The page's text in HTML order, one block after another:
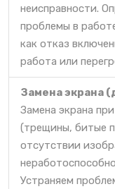
неисправности.
проблемы в
как отказ
работа или
Замена экрана
Замена экрана
(трещины, битые
отсутствии
Устраняем